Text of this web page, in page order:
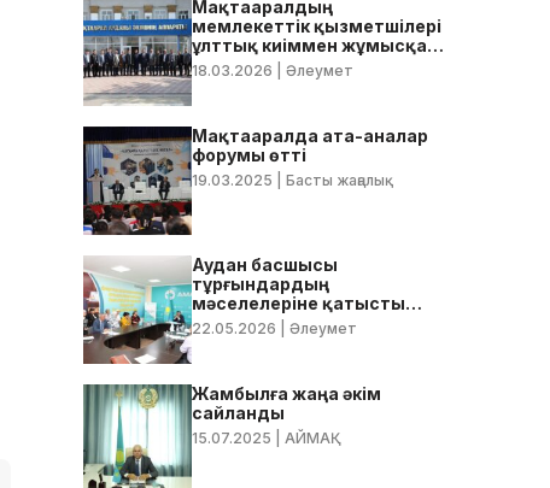
Мақтааралдың
мемлекеттік қызметшілері
ұлттық киіммен жұмысқа
келді
18.03.2026 | Әлеумет
Мақтааралда ата-аналар
форумы өтті
19.03.2025 | Басты жаңалық
Аудан басшысы
тұрғындардың
мәселелеріне қатысты
нақты тапсырмалар берді
22.05.2026 | Әлеумет
Жамбылға жаңа әкім
сайланды
15.07.2025 | АЙМАҚ